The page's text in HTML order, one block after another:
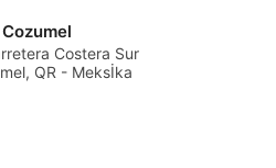
Costera Sur
QR - Meksİka